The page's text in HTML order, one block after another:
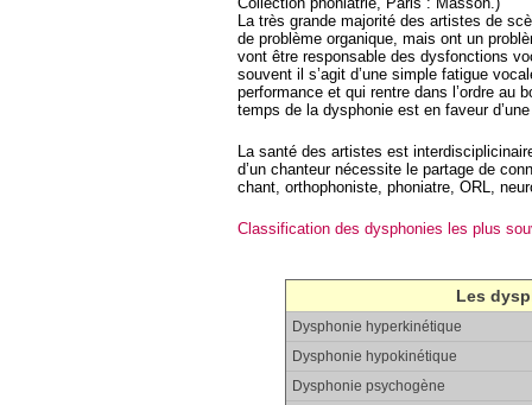
La très grande majorité des artistes de
de problème organique, mais ont un
vont être responsable des dysfonctions
souvent il s’agit d’une simple fatigue
performance et qui rentre dans l’ordre au
temps de la dysphonie est en faveur
La santé des artistes est
d’un chanteur nécessite le partage de
chant, orthophoniste, phoniatre, ORL,
Classification des dysphonies les plus
Les
Dysphonie hyperkinétique
Dysphonie hypokinétique
Dysphonie psychogène